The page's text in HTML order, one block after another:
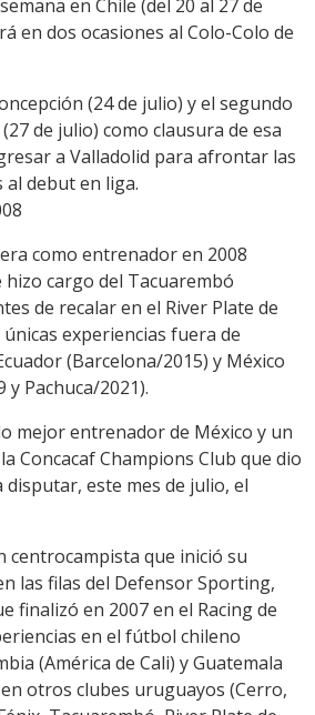
en Chile (del 20 al 27 de
en dos ocasiones al Colo-Colo de
(24 de julio) y el segundo
de julio) como clausura de esa
a Valladolid para afrontar las
al debut en liga.
como entrenador en 2008
hizo cargo del Tacuarembó
de recalar en el River Plate de
experiencias fuera de
(Barcelona/2015) y México
Pachuca/2021).
mejor entrenador de México y un
Concacaf Champions Club que dio
disputar, este mes de julio, el
centrocampista que inició su
las filas del Defensor Sporting,
finalizó en 2007 en el Racing de
en el fútbol chileno
(América de Cali) y Guatemala
otros clubes uruguayos (Cerro,